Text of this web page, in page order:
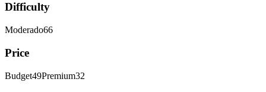
Difficulty
Moderado66
Price
Budget49Premium32